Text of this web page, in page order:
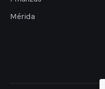
Mérida